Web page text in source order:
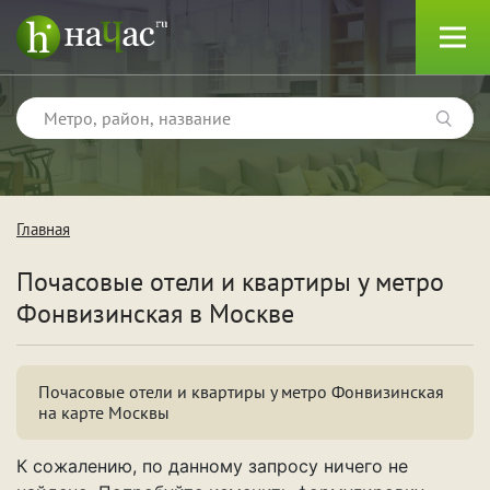
Тип
Квартиры
Главная
Почасовые отели и квартиры у метро
Фонвизинская в Москве
Почасовые отели и квартиры у метро Фонвизинская
на карте Москвы
К сожалению, по данному запросу ничего не